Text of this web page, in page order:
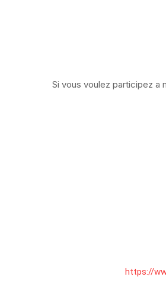
Si vous voulez participez a
https://